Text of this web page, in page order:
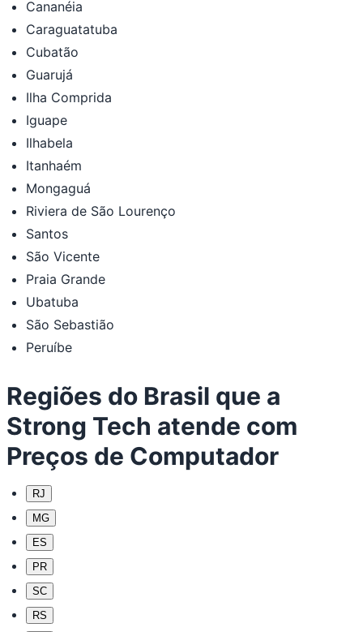
Cananéia
Caraguatatuba
Cubatão
Guarujá
Ilha Comprida
Iguape
Ilhabela
Itanhaém
Mongaguá
Riviera de São Lourenço
Santos
São Vicente
Praia Grande
Ubatuba
São Sebastião
Peruíbe
Regiões do Brasil que a
Strong Tech atende com
Preços de Computador
RJ
MG
ES
PR
SC
RS